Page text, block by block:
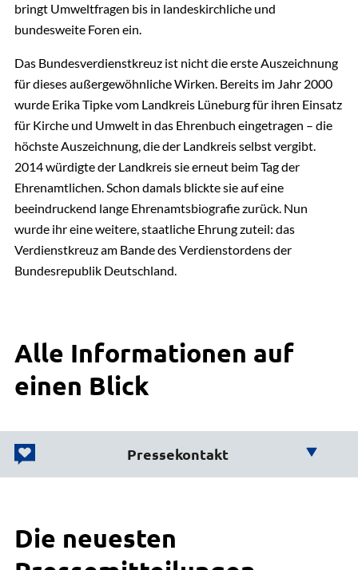
bringt Umweltfragen bis in landeskirchliche und
bundesweite Foren ein.
Das Bundesverdienstkreuz ist nicht die erste Auszeichnung
für dieses außergewöhnliche Wirken. Bereits im Jahr 2000
wurde Erika Tipke vom Landkreis Lüneburg für ihren Einsatz
für Kirche und Umwelt in das Ehrenbuch eingetragen – die
höchste Auszeichnung, die der Landkreis selbst vergibt.
2014 würdigte der Landkreis sie erneut beim Tag der
Ehrenamtlichen. Schon damals blickte sie auf eine
beeindruckend lange Ehrenamtsbiografie zurück. Nun
wurde ihr eine weitere, staatliche Ehrung zuteil: das
Verdienstkreuz am Bande des Verdienstordens der
Bundesrepublik Deutschland.
Alle Informationen auf
einen Blick
Pressekontakt
Büro des Landrats
Die neuesten